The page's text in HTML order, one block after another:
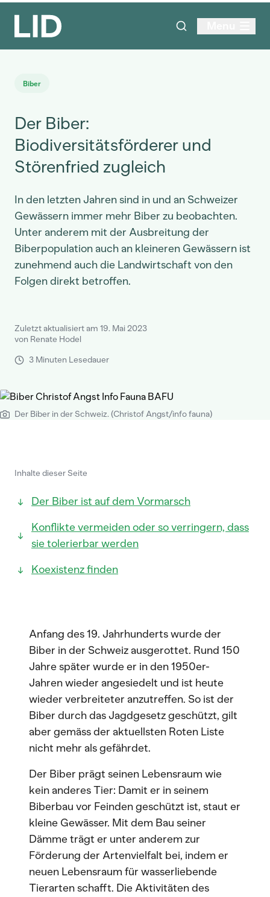
Biber
Der Biber:
Biodiversitätsförderer und
Störenfried zugleich
In den letzten Jahren sind in und an Schweizer
Gewässern immer mehr Biber zu beobachten.
Unter anderem mit der Ausbreitung der
Biberpopulation auch an kleineren Gewässern ist
zunehmend auch die Landwirtschaft von den
Folgen direkt betroffen.
Zuletzt aktualisiert am 19. Mai 2023
von Renate Hodel
3 Minuten Lesedauer
Der Biber in der Schweiz. (Christof Angst/info fauna)
Inhalte dieser Seite
Der Biber ist auf dem Vormarsch
Konflikte vermeiden oder so verringern, dass
sie tolerierbar werden
Koexistenz finden
Anfang des 19. Jahrhunderts wurde der
Biber in der Schweiz ausgerottet. Rund 150
Jahre später wurde er in den 1950er-
Jahren wieder angesiedelt und ist heute
wieder verbreiteter anzutreffen. So ist der
Biber durch das Jagdgesetz geschützt, gilt
aber gemäss der aktuellsten Roten Liste
nicht mehr als gefährdet.
Der Biber prägt seinen Lebensraum wie
kein anderes Tier: Damit er in seinem
Biberbau vor Feinden geschützt ist, staut er
kleine Gewässer. Mit dem Bau seiner
Dämme trägt er unter anderem zur
Förderung der Artenvielfalt bei, indem er
neuen Lebensraum für wasserliebende
Tierarten schafft. Die Aktivitäten des